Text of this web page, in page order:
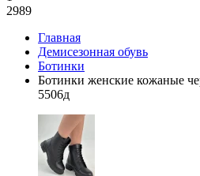
2989
Главная
Демисезонная обувь
Ботинки
Ботинки женские кожаные
5506д